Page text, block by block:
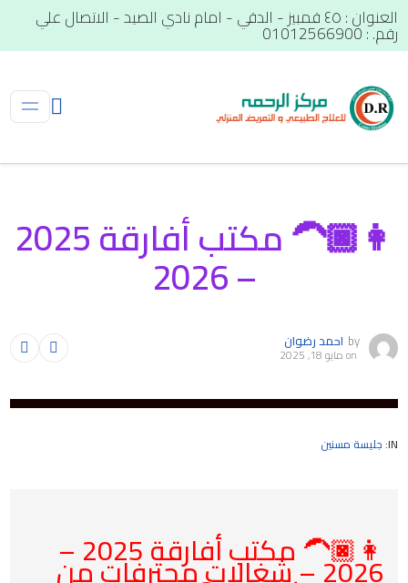
العنوان : ٤٥ قمبيز - الدقي - امام نادي الصيد - الاتصال علي
رقم. : 01012566900
👩🏿‍🦱 مكتب أفارقة 2025
– 2026
by احمد رضوان
onمايو 18, 2025
IN: جليسة مسنين
👩🏿‍🦱 مكتب أفارقة 2025 –
2026 – شغالات محترفات من